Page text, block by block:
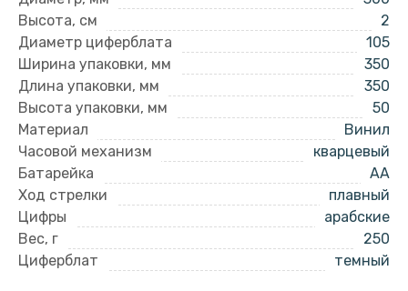
Высота, см
2
Диаметр циферблата
105
Ширина упаковки, мм
350
Длина упаковки, мм
350
Высота упаковки, мм
50
Материал
Винил
Часовой механизм
кварцевый
Батарейка
AA
Ход стрелки
плавный
Цифры
арабские
Вес, г
250
Циферблат
темный